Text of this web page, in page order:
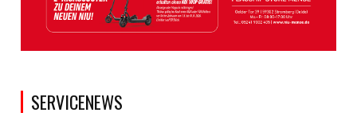
SERVICENEWS